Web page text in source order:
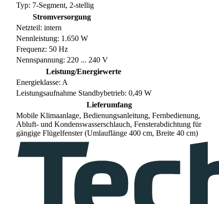
Typ: 7-Segment, 2-stellig
Stromversorgung
Netzteil: intern
Nennleistung: 1.650 W
Frequenz: 50 Hz
Nennspannung: 220 ... 240 V
Leistung/Energiewerte
Energieklasse: A
Leistungsaufnahme Standbybetrieb: 0,49 W
Lieferumfang
Mobile Klimaanlage, Bedienungsanleitung, Fernbedienung,
Abluft- und Kondenswasserschlauch, Fensterabdichtung für
gängige Flügelfenster (Umlauflänge 400 cm, Breite 40 cm)